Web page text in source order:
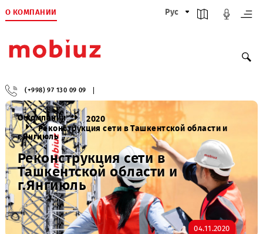
О КОМПАНИИ Рус
(+998) 97 130 09 09
О компании
2020
Реконструкция сети в Ташкентской области и
г.Янгиюль
Реконструкция сети в
Ташкентской области и
г.Янгиюль